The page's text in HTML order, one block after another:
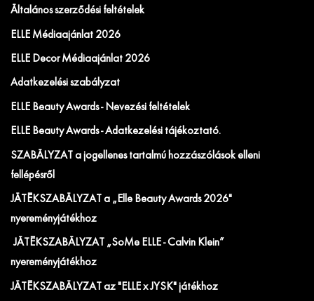
Általános szerződési feltételek
ELLE Médiaajánlat 2026
ELLE Decor Médiaajánlat 2026
Adatkezelési szabályzat
ELLE Beauty Awards - Nevezési feltételek
ELLE Beauty Awards - Adatkezelési tájékoztató.
SZABÁLYZAT a jogellenes tartalmú hozzászólások elleni
fellépésről
JÁTÉKSZABÁLYZAT a „Elle Beauty Awards 2026"
nyereményjátékhoz
JÁTÉKSZABÁLYZAT „SoMe ELLE - Calvin Klein”
nyereményjátékhoz
JÁTÉKSZABÁLYZAT az "ELLE x JYSK" játékhoz